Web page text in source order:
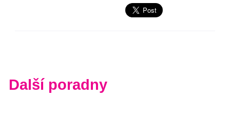
Další poradny